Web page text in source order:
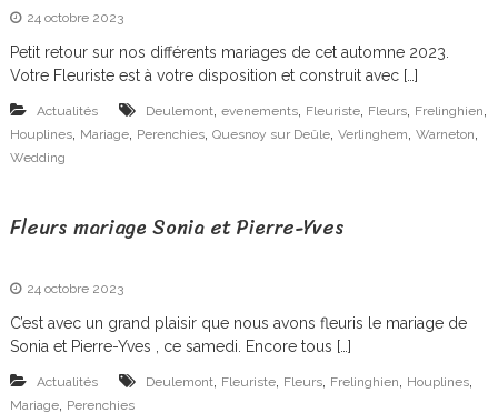
r
a
A
r
t
i
s
a
n
F
l
t
e
24 octobre 2023
Petit retour sur nos différents mariages de cet automne 2023.
Votre Fleuriste est à votre disposition et construit avec […]
Actualités Deulemont, evenements, Fleuriste, Fleurs, Frelinghien,
Houplines, Mariage, Perenchies, Quesnoy sur Deûle, Verlinghem, Warneton,
Wedding
Fleurs mariage Sonia et Pierre-Yves
24 octobre 2023
C’est avec un grand plaisir que nous avons fleuris le mariage de
Sonia et Pierre-Yves , ce samedi. Encore tous […]
Actualités Deulemont, Fleuriste, Fleurs, Frelinghien, Houplines,
Mariage, Perenchies